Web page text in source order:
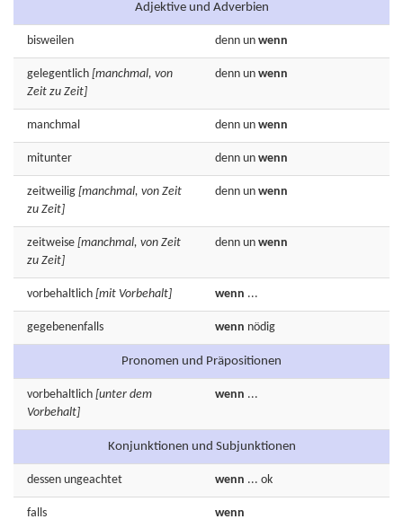
Adjektive und Adverbien
bisweilen denn un wenn
gelegentlich [manchmal, von
Zeit zu Zeit]
denn un wenn
manchmal denn un wenn
mitunter denn un wenn
zeitweilig [manchmal, von Zeit
zu Zeit]
denn un wenn
zeitweise [manchmal, von Zeit
zu Zeit]
denn un wenn
vorbehaltlich [mit Vorbehalt] wenn ...
gegebenenfalls wenn nödig
Pronomen und Präpositionen
vorbehaltlich [unter dem
Vorbehalt]
wenn ...
Konjunktionen und Subjunktionen
dessen ungeachtet wenn ... ok
falls wenn